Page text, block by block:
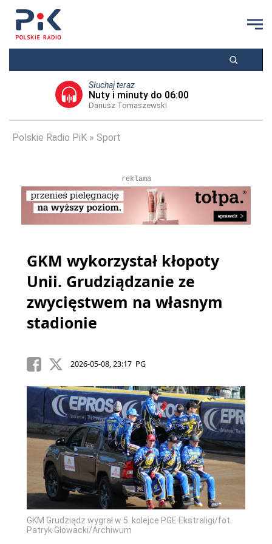
Słuchaj teraz
Nuty i minuty do 06:00
Dariusz Tomaszewski
Polskie Radio PiK Sport
reklama
GKM wykorzystał kłopoty
Unii. Grudziądzanie ze
zwycięstwem na własnym
stadionie
2026-05-08, 23:17 PG
GKM Grudziądz wygrał w 5. kolejce PGE Ekstraligi/fot.
Patryk Głowacki/Archiwum